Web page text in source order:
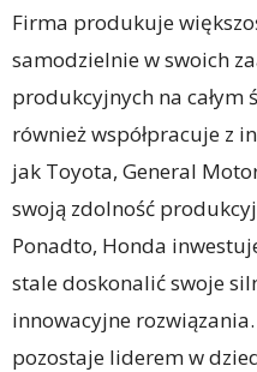
Firma produkuje
samodzielnie w swoich
produkcyjnych na całym
również współpracuje z
jak Toyota, General
swoją zdolność
Ponadto, Honda
stale doskonalić swoje
innowacyjne
pozostaje liderem w